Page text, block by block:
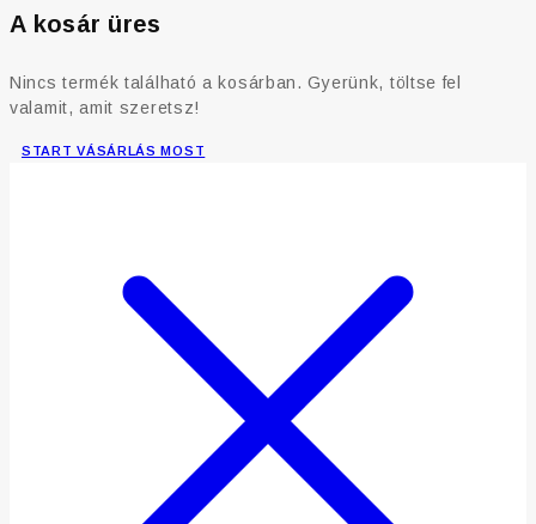
A kosár üres
Nincs termék található a kosárban. Gyerünk, töltse fel
valamit, amit szeretsz!
START VÁSÁRLÁS MOST